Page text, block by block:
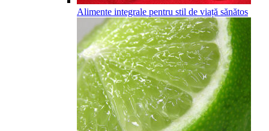
Alimente integrale pentru stil de viață sănătos